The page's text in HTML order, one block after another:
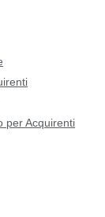
per Acquirenti